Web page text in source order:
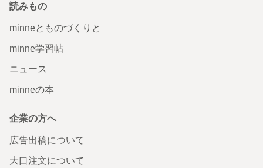
読みもの
minneとものづくりと
minne学習帖
ニュース
minneの本
企業の方へ
広告出稿について
大口注文について